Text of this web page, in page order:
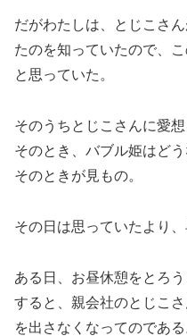
だがわたしは、とじこさ
たのを知っていたので、
と思っていた。
そのうちとじこさんに愛想
そのとき、バブル姫はど
そのときが見もの。
その日は思っていたより、
ある日、お昼休憩をとろう
すると、親会社のとじこ
を出さなくなってのである